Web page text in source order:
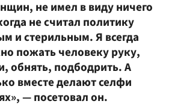
не имел в виду ничего
не считал политику
и стерильным. Я всегда
пожать человеку руку,
обнять, подбодрить. А
вместе делают селфи
— посетовал он.